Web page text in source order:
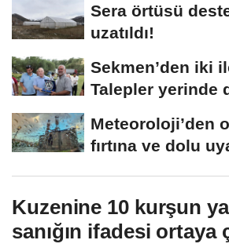
Sera örtüsü
uzatıldı!
Sekmen’den iki
Talepler yerinde
Meteoroloji’den
fırtına ve dolu
Kuzenine 10 kurşun
sanığın ifadesi ortaya